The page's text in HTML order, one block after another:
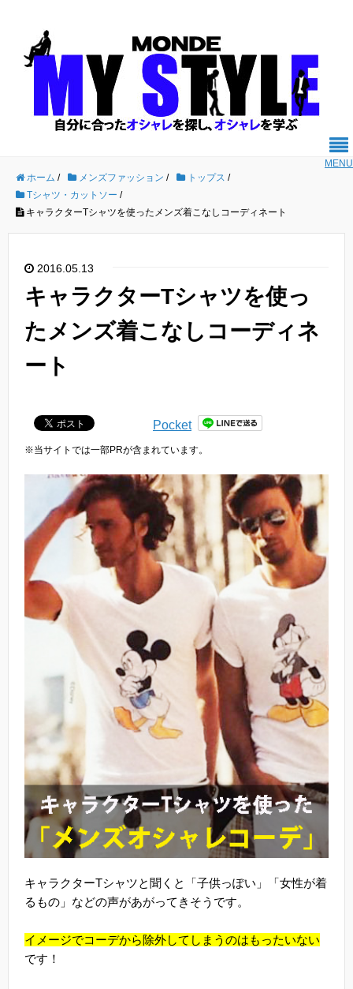
MENU
ホーム / メンズファッション / トップス /
Tシャツ・カットソー /
キャラクターTシャツを使ったメンズ着こなしコーディネート
2016.05.13
キャラクターTシャツを使っ
たメンズ着こなしコーディネ
ート
Pocket
※当サイトでは一部PRが含まれています。
キャラクターTシャツと聞くと「子供っぽい」「女性が着
るもの」などの声があがってきそうです。
イメージでコーデから除外してしまうのはもったいない
です！